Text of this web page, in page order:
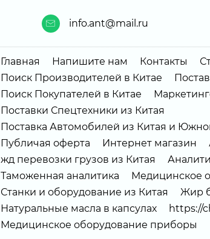
info.ant@mail.ru
Главная Напишите нам Контакты
Поиск Производителей в Китае
Поиск Покупателей в Китае
Поставки Спецтехники из Китая
Поставка Автомобилей из Китая и
Публичая оферта
Интернет магазин
жд перевозки грузов из Китая
Таможенная аналитика
Медицинское
Станки и оборудование из Китая
Жир
Натуральные масла в капсулах
https://
Медицинское оборудование приборы